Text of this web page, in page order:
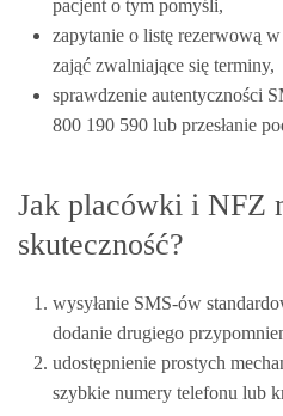
pacjent o tym pomyśli,
zapytanie o listę rezerwową
zająć zwalniające się terminy,
sprawdzenie autentyczności
800 190 590 lub przesłanie
Jak placówki i NFZ
skuteczność?
wysyłanie SMS-ów
dodanie drugiego
udostępnienie prostych
szybkie numery telefonu lub